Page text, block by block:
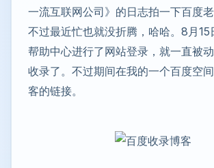
一流互联网公司》的日志拍一下百度老
不过最近忙也就没折腾，哈哈。8月15
帮助中心进行了网站登录，就一直被
收录了。不过期间在我的一个百度空
客的链接。